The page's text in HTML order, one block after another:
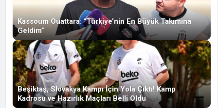
Kassoum Ouattara: “Türkiye’nin En Büyük Takımına
Geldim”
Beşiktaş, Slovakya Kampı İçin Yola Çıktı! Kamp
Kadrosu ve Hazırlık Maçları Belli Oldu